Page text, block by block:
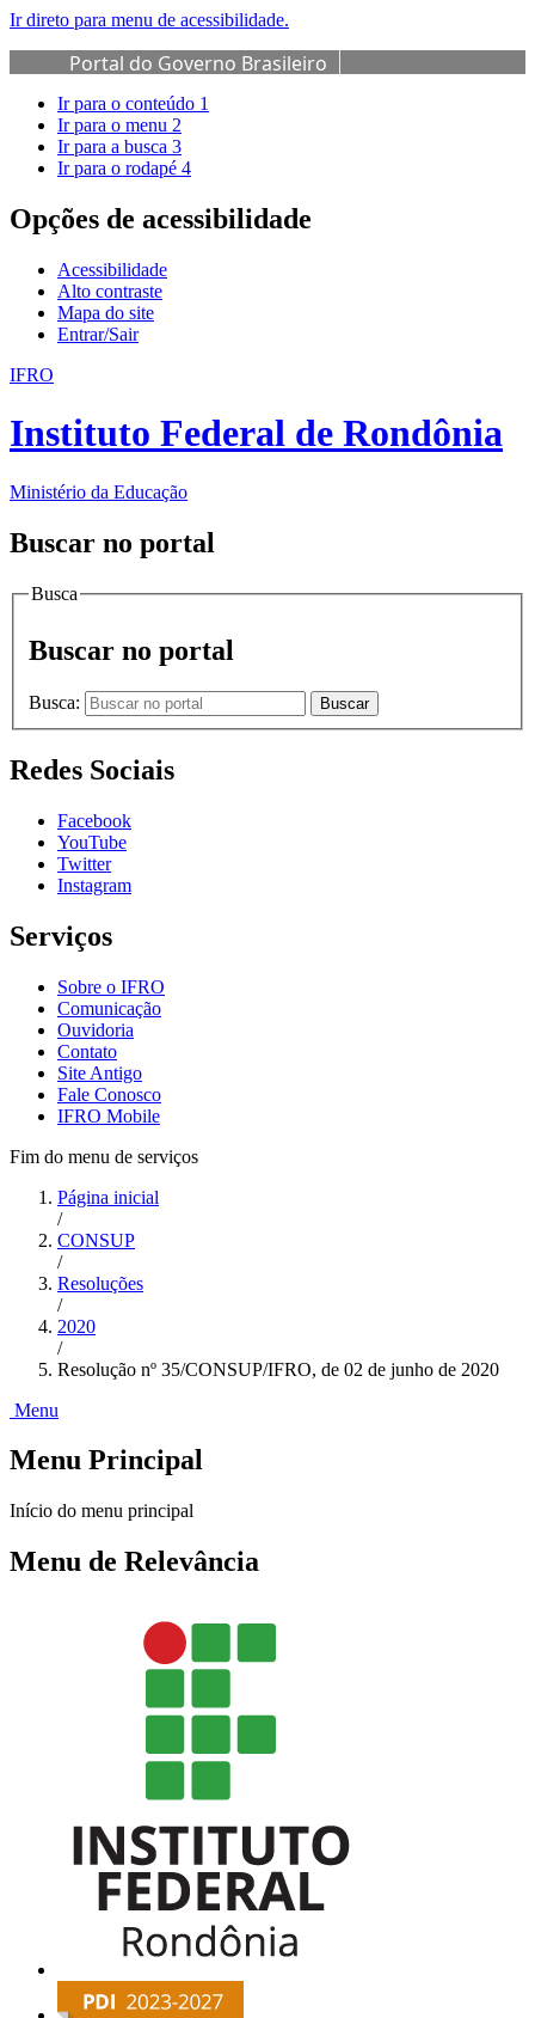
Ir direto para menu de acessibilidade.
Portal do Governo Brasileiro
Ir para o conteúdo 1
Ir para o menu 2
Ir para a busca 3
Ir para o rodapé 4
Opções de acessibilidade
Acessibilidade
Alto contraste
Mapa do site
Entrar/Sair
IFRO
Instituto Federal de Rondônia
Ministério da Educação
Buscar no portal
Busca
Buscar no portal
Busca: Buscar
Redes Sociais
Facebook
YouTube
Twitter
Instagram
Serviços
Sobre o IFRO
Comunicação
Ouvidoria
Contato
Site Antigo
Fale Conosco
IFRO Mobile
Fim do menu de serviços
Página inicial
/
CONSUP
/
Resoluções
/
2020
/
Resolução nº 35/CONSUP/IFRO, de 02 de junho de 2020
Menu
Menu Principal
Início do menu principal
Menu de Relevância